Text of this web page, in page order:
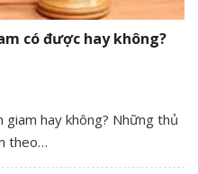
có được hay không?
hay không? Những thủ
theo…